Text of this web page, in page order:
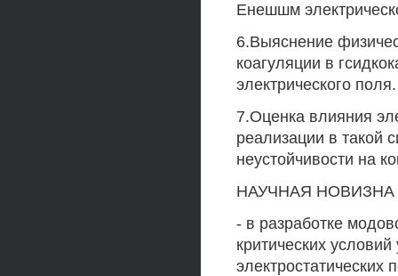
Енешшм
6.Выяснение
коагуляции в
электрического поля.
7.Оценка влияния
реализации в такой
неустойчивости на
НАУЧНАЯ НОВИЗНА
- в разработке
критических
электростатических